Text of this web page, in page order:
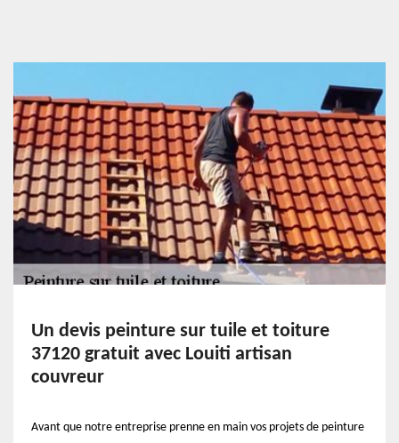
Un devis peinture sur tuile et toiture
37120 gratuit avec Louiti artisan
couvreur
Avant que notre entreprise prenne en main vos projets de peinture